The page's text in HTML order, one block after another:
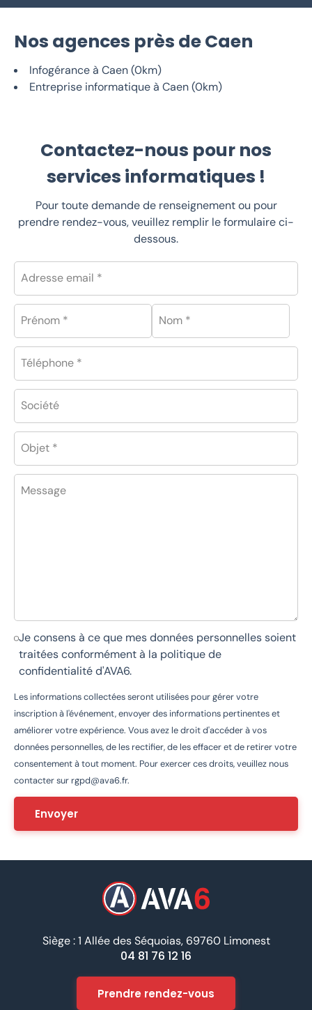
Nos agences près de Caen
Infogérance à Caen (0km)
Entreprise informatique à Caen (0km)
Contactez-nous pour nos
services informatiques !
Pour toute demande de renseignement ou pour
prendre rendez-vous, veuillez remplir le formulaire ci-
dessous.
Adresse email *
Prénom * Nom *
Téléphone *
Société
Objet *
Message
Je consens à ce que mes données personnelles soient
traitées conformément à la politique de
confidentialité d'AVA6.
Les informations collectées seront utilisées pour gérer votre
inscription à l'événement, envoyer des informations pertinentes et
améliorer votre expérience. Vous avez le droit d'accéder à vos
données personnelles, de les rectifier, de les effacer et de retirer votre
consentement à tout moment. Pour exercer ces droits, veuillez nous
contacter sur rgpd@ava6.fr.
Siège : 1 Allée des Séquoias, 69760 Limonest
04 81 76 12 16
Prendre rendez-vous